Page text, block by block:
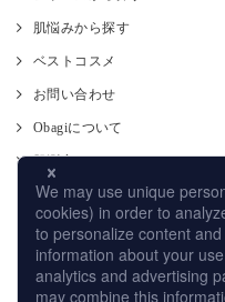
肌悩みから探す
ベストコスメ
お問い合わせ
Obagiについて
肌測定
使い方
CM
オンラインストア
取り扱い店舗